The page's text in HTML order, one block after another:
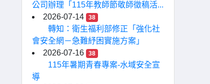
公司辦理「115年教師節敬師徵稿活...
2026-07-14
38
轉知：衛生福利部修正「強化社
會安全網－急難紓困實施方案」
2026-07-16
38
115年暑期青春專案-水域安全宣
導